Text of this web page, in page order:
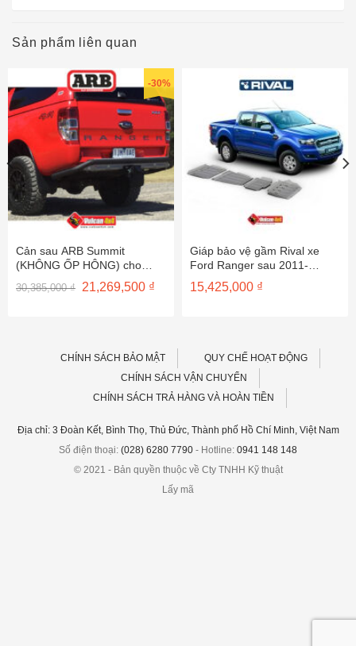
Sản phẩm liên quan
-30%
Cản sau ARB Summit
(KHÔNG ỐP HÔNG) cho
RANGER/ BT-50 – 3640170
30,385,000₫ Giá
gốc
21,269,500 ₫Giá
Giáp bảo vệ gầm Rival xe
Ford Ranger sau 2011-
2333.1841/42/43/44.1.6
15,425,000 ₫
CHÍNH SÁCH BẢO MẬT
QUY CHẾ HOẠT ĐỘNG
CHÍNH SÁCH VẬN CHUYỂN
CHÍNH SÁCH TRẢ HÀNG VÀ HOÀN TIỀN
Địa chỉ: 3 Đoàn Kết, Bình Thọ, Thủ Đức, Thành phố Hồ Chí Minh, Việt Nam
Số điện thoại: (028) 6280 7790 - Hotline: 0941 148 148
© 2021 - Bản quyền thuộc về Cty TNHH Kỹ thuật
Lấy mã